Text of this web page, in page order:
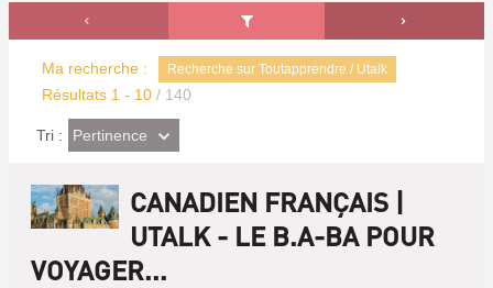
Ma recherche : Recherche sur Toutapprendre / Utalk
Résultats 1 - 10 / 140
Tri : (Effet
imédiat)
Pertinence
CANADIEN FRANÇAIS |
UTALK - LE B.A-BA POUR
VOYAGER...